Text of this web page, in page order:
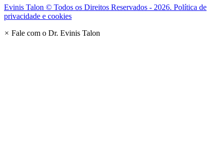
Evinis Talon © Todos os Direitos Reservados - 2026. Política de
privacidade e cookies
× Fale com o Dr. Evinis Talon